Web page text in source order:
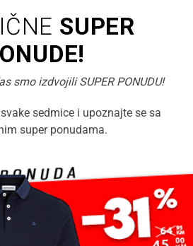
SUPER
smo izdvojili SUPER PONUDU!
sedmice i upoznajte se sa
super ponudama.